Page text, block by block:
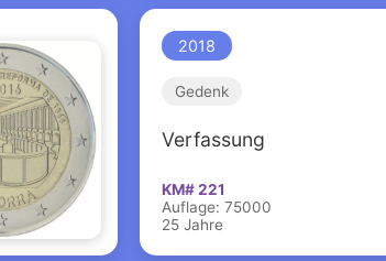
2018
Gedenk
Verfassung
KM# 221
Auflage: 75000
25 Jahre